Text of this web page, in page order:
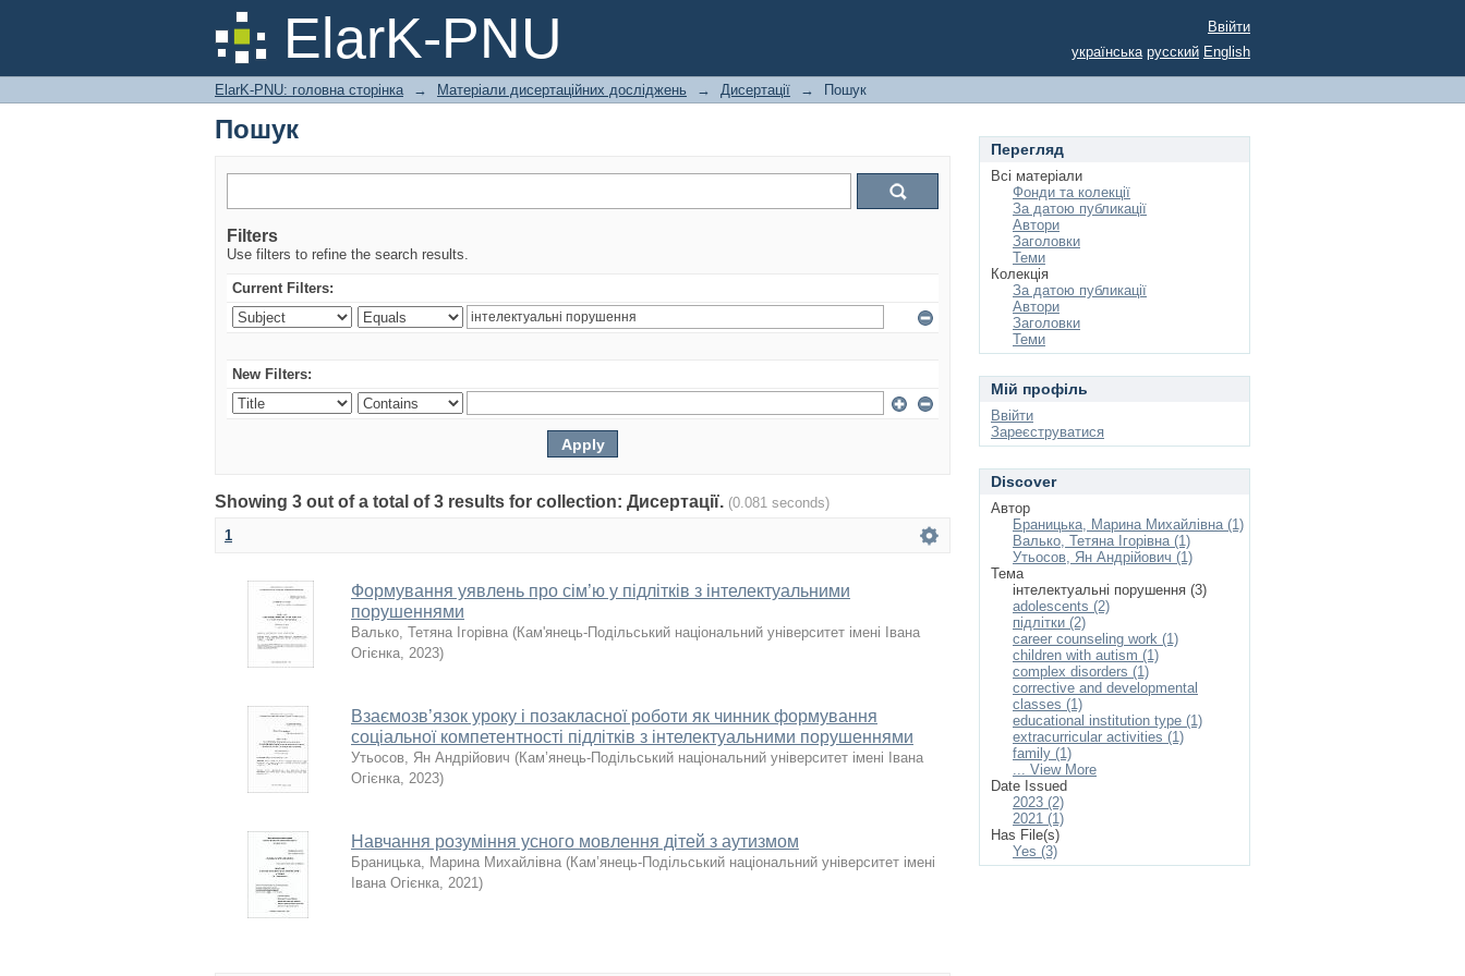
ElarK-PNU
Пошук
Ввійти
українська русский English
ElarK-PNU: головна сторінка → Матеріали дисертаційних досліджень → Дисертації → Пошук
Пошук
Filters
Use filters to refine the search results.
Current Filters:
New Filters:
Showing 3 out of a total of 3 results for collection: Дисертації. (0.081 seconds)
1
Формування уявлень про сім’ю у підлітків з інтелектуальними
порушеннями
Валько, Тетяна Ігорівна (Кам'янець-Подільський національний університет імені Івана
Огієнка, 2023)
Взаємозв’язок уроку і позакласної роботи як чинник формування
соціальної компетентності підлітків з інтелектуальними порушеннями
Утьосов, Ян Андрійович (Кам’янець-Подільський національний університет імені Івана
Огієнка, 2023)
Навчання розуміння усного мовлення дітей з аутизмом
Браницька, Марина Михайлівна (Кам’янець-Подільський національний університет імені
Івана Огієнка, 2021)
Перегляд
Всі матеріали
Фонди та колекції
За датою публикації
Автори
Заголовки
Теми
Колекція
За датою публикації
Автори
Заголовки
Теми
Мій профіль
Ввійти
Зареєструватися
Discover
Автор
Браницька, Марина Михайлівна (1)
Валько, Тетяна Ігорівна (1)
Утьосов, Ян Андрійович (1)
Тема
інтелектуальні порушення (3)
adolescents (2)
підлітки (2)
career counseling work (1)
children with autism (1)
complex disorders (1)
corrective and developmental
classes (1)
educational institution type (1)
extracurricular activities (1)
family (1)
... View More
Date Issued
2023 (2)
2021 (1)
Has File(s)
Yes (3)